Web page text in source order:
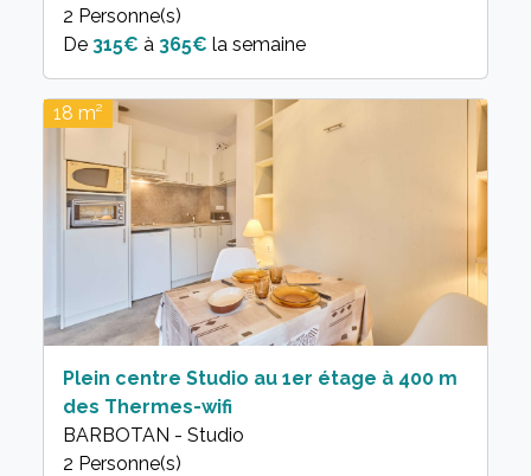
2 Personne(s)
315€ à 365€ la semaine
18 m²
Plein centre Studio au 1er étage à 400 m
des Thermes-wifi
BARBOTAN - Studio
2 Personne(s)